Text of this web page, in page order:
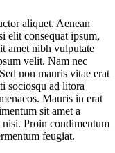
aliquet. Aenean
elit consequat ipsum,
amet nibh vulputate
velit. Nam nec
non mauris vitae erat
sociosqu ad litora
Mauris in erat
sit amet a
nisi. Proin condimentum
feugiat.